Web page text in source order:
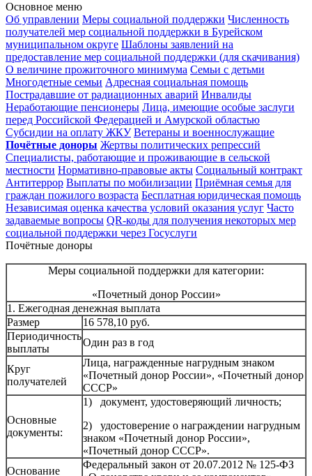
Основное меню
Об управлении Меры социальной поддержки Численность
получателей мер социальной поддержки в Бурейском
муниципальном округе Шаблоны заявлений на
предоставление мер социальной поддержки (для скачивания)
О величине прожиточного минимума Семьи с детьми
Многодетные семьи Адресная социальная помощь
Пострадавшие от радиационных аварий Инвалиды
Неработающие пенсионеры Лица, имеющие особые заслуги
перед Российской Федерацией и Амурской областью
Субсидии на оплату ЖКУ Ветераны и военнослужащие
Почётные доноры Жертвы политических репрессий
Специалисты, работающие и проживающие в сельской
местности Нормативно-правовые акты Социальный контракт
Антитеррор Выплаты по мобилизации Приёмная семья для
граждан пожилого возраста Бесплатная юридическая помощь
Независимая оценка качества условий оказания услуг Часто
задаваемые вопросы QR-коды для получения некоторых мер
социальной поддержки через Госуслуги
Почётные доноры
Меры социальной поддержки для категории:
«Почетный донор России»
1. Ежегодная денежная выплата
Размер
16 578,10 руб.
Периодичность
выплаты
Один раз в год
Круг
получателей
Лица, награжденные нагрудным знаком
«Почетный донор России», «Почетный донор
СССР»
Основные
документы:
1) документ, удостоверяющий личность;
2) удостоверение о награждении нагрудным
знаком «Почетный донор России»,
«Почетный донор СССР».
Основание
Федеральный закон от 20.07.2012 № 125-ФЗ